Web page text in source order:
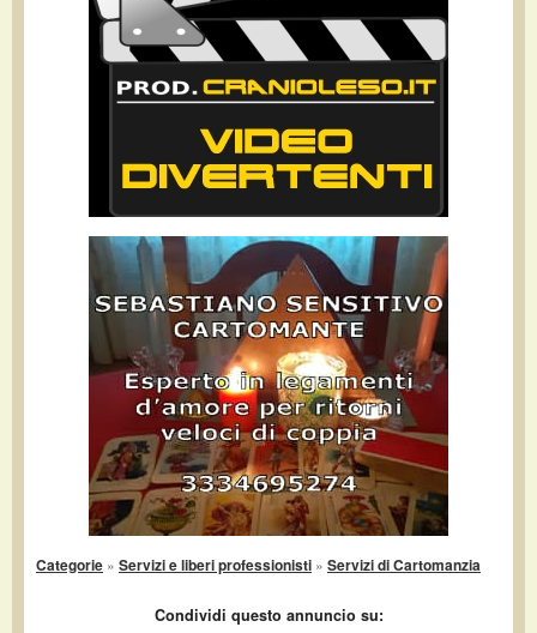
Categorie » Servizi e liberi professionisti » Servizi di Cartomanzia
Condividi questo annuncio su: